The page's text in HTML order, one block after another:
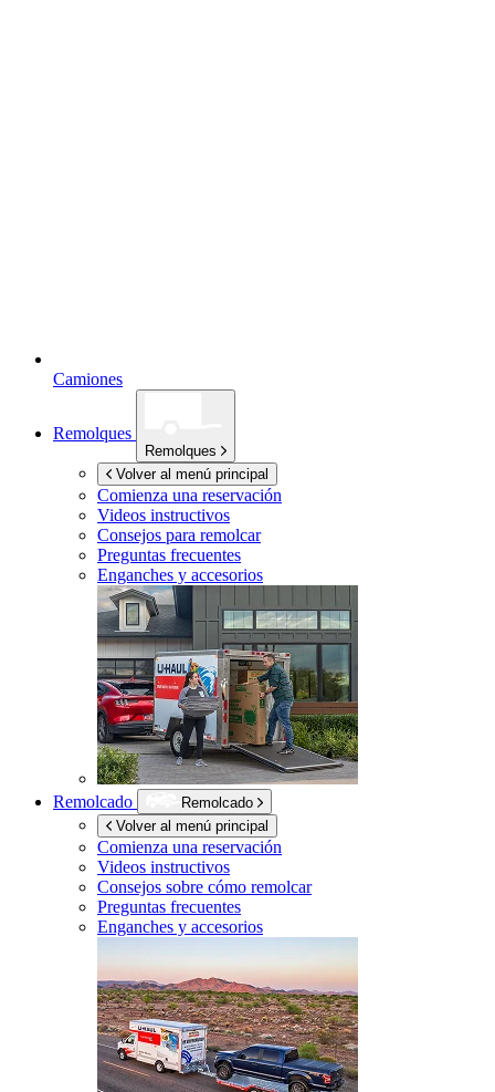
Camiones
Remolques
Remolques
Volver al menú principal
Comienza una reservación
Videos instructivos
Consejos para remolcar
Preguntas frecuentes
Enganches y accesorios
Remolcado
Remolcado
Volver al menú principal
Comienza una reservación
Videos instructivos
Consejos sobre cómo remolcar
Preguntas frecuentes
Enganches y accesorios